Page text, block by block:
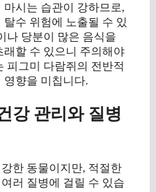
시는 습관이 강하므로,
수 위험에 노출될 수 있
나 당분이 많은 음식을
할 수 있으니 주의해야
피그미 다람쥐의 전반적
영향을 미칩니다.
강 관리와 질병
한 동물이지만, 적절한
러 질병에 걸릴 수 있습